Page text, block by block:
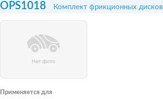
OPS1018 Комплект фрикционных дисков
Применяется для